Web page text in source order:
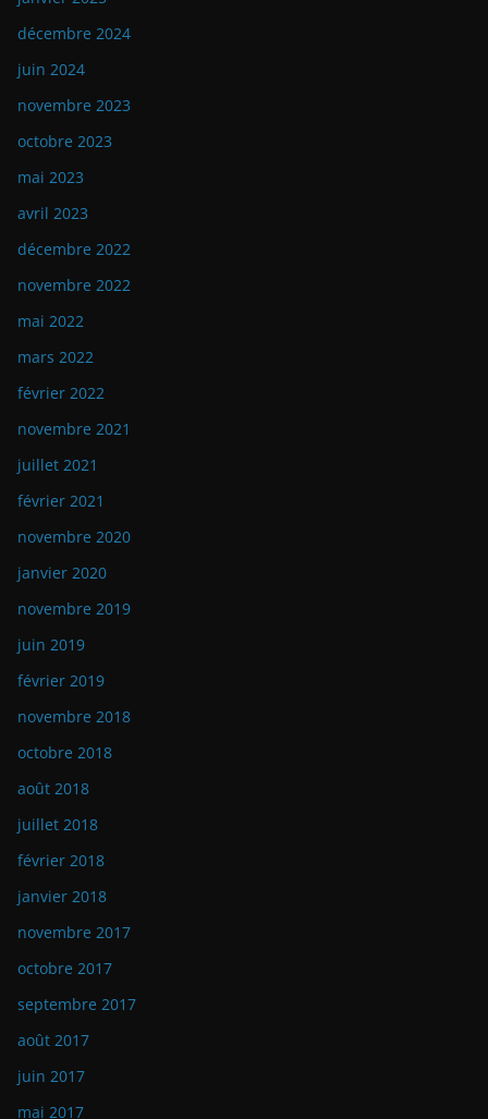
décembre 2024
juin 2024
novembre 2023
octobre 2023
mai 2023
avril 2023
décembre 2022
novembre 2022
mai 2022
mars 2022
février 2022
novembre 2021
juillet 2021
février 2021
novembre 2020
janvier 2020
novembre 2019
juin 2019
février 2019
novembre 2018
octobre 2018
août 2018
juillet 2018
février 2018
janvier 2018
novembre 2017
octobre 2017
septembre 2017
août 2017
juin 2017
mai 2017